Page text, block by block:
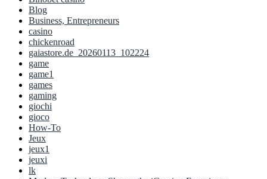
Blog
Business, Entrepreneurs
casino
chickenroad
gaiastore.de_20260113_102224
game
game1
games
gaming
giochi
gioco
How-To
Jeux
jeux1
jeuxi
lk